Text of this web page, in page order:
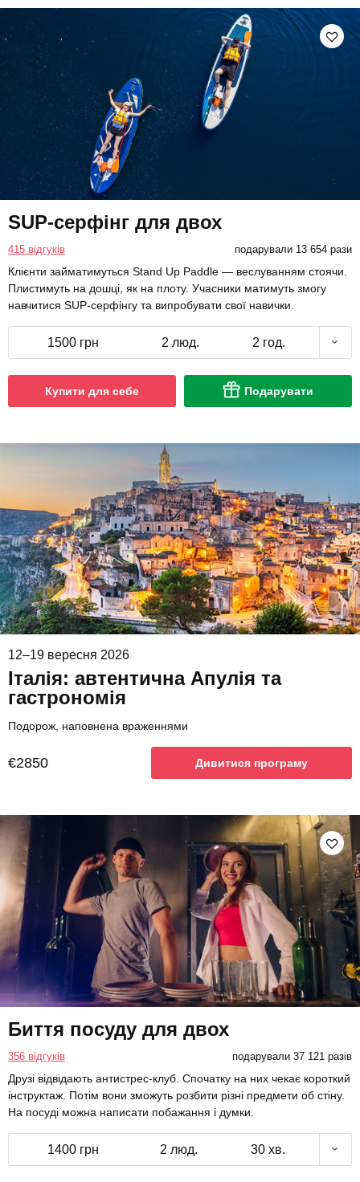
SUP-серфінг для двох
415 відгуків подарували 13 654 рази
Клієнти займатимуться Stand Up Paddle — веслуванням стоячи.
Плистимуть на дошці, як на плоту. Учасники матимуть змогу
навчитися SUP-серфінгу та випробувати свої навички.
1500 грн 2 люд. 2 год.
Купити для себе Подарувати
12–19 вересня 2026
Італія: автентична Апулія та
гастрономія
Подорож, наповнена враженнями
€2850 Дивитися програму
Биття посуду для двох
356 відгуків подарували 37 121 разів
Друзі відвідають антистрес-клуб. Спочатку на них чекає короткий
інструктаж. Потім вони зможуть розбити різні предмети об стіну.
На посуді можна написати побажання і думки.
1400 грн 2 люд. 30 хв.